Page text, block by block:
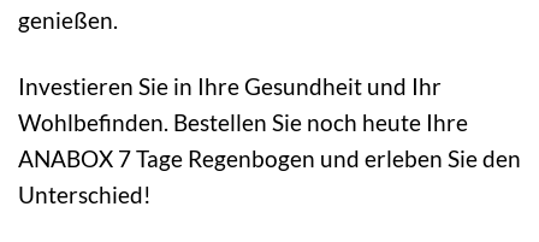
genießen.
Investieren Sie in Ihre Gesundheit und Ihr
Wohlbefinden. Bestellen Sie noch heute Ihre
ANABOX 7 Tage Regenbogen und erleben Sie den
Unterschied!